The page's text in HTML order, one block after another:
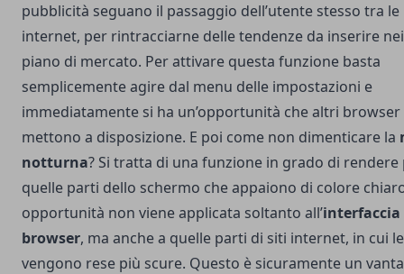
pubblicità seguano il passaggio dell’utente stesso tra
internet, per rintracciarne delle tendenze da inserire
piano di mercato. Per attivare questa funzione basta
semplicemente agire dal menu delle impostazioni e
immediatamente si ha un’opportunità che altri
mettono a disposizione. E poi come non dimenticare la
notturna? Si tratta di una funzione in grado di rendere
quelle parti dello schermo che appaiono di colore
opportunità non viene applicata soltanto all’interfaccia
browser, ma anche a quelle parti di siti internet, in cui
vengono rese più scure. Questo è sicuramente un